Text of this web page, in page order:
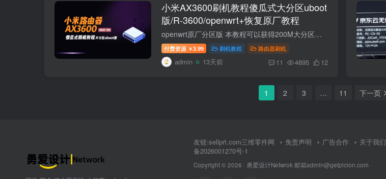
小米AX3600刷机教程傻瓜式大分区uboot
版/R-3600/openwrt+恢复原厂教程
openwrt原厂分区版 本教程可以获得200M大分区！可以装多个插件！嘎嘎香！ 推荐第三方固件 https://wwgf.lanzoue.com/b04q27u8d密码：3l2e 刷机包里面固件是24.10版本。想要最新固件下载地址。这...
付费资源 ￥3.99 刷机教程 路由器刷机
admin 13天前 11 4895 12
1 2 3 … 11 下一页
友链:sellprt.com三维零件网 免责声明 广告合作 关于我们
备2026001270号-1
Copyright © 2026 · 勇爱设计Netwrok 邮箱admin@getpicion.com ·